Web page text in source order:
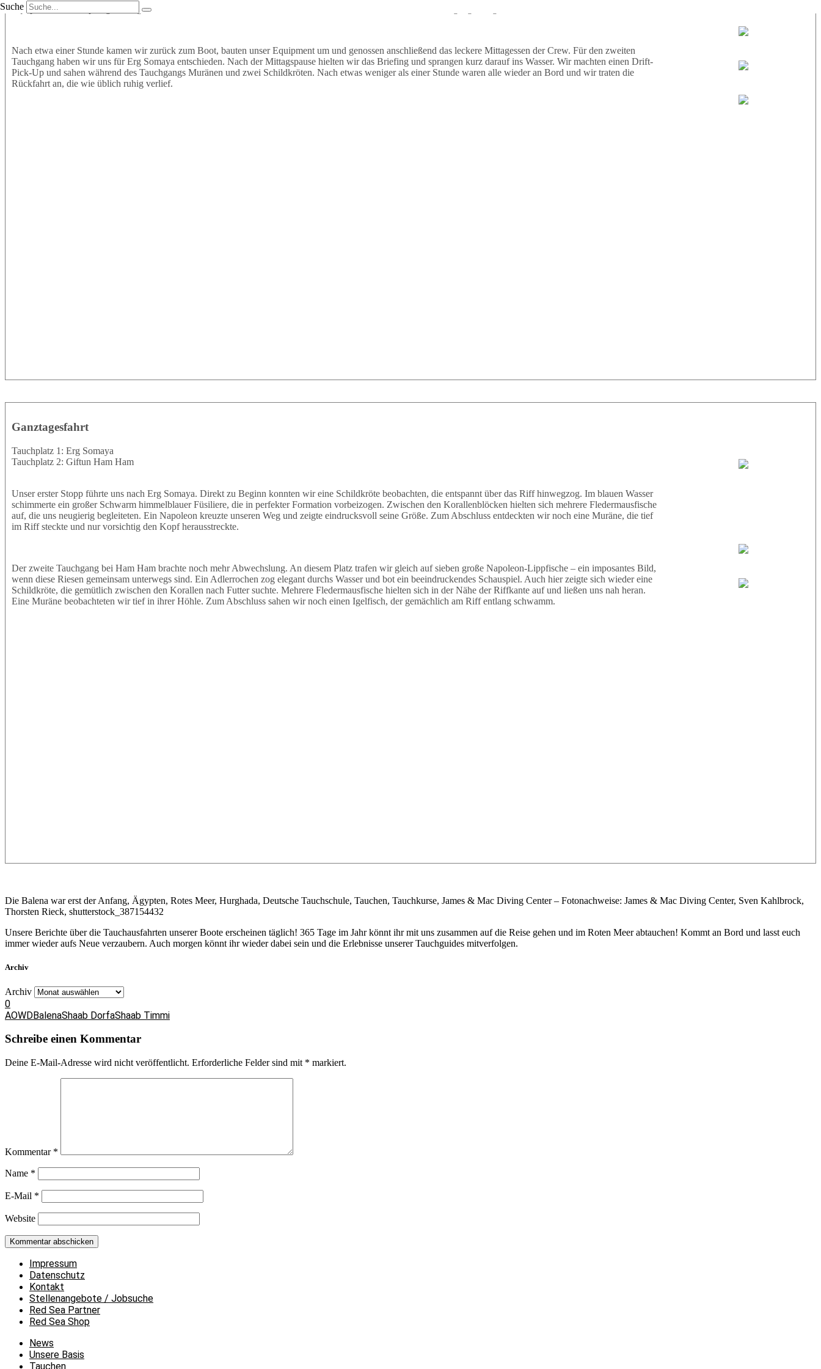
SucheEquipment an und sprangen mit großer Vorfreude ins Wasser. Wir tauchten stationär und sahen während des Tauchgangs einige Muränen und eine Schildkröte.
Nach etwa einer Stunde kamen wir zurück zum Boot, bauten unser Equipment um und genossen anschließend das leckere Mittagessen der Crew. Für den zweiten
Tauchgang haben wir uns für Erg Somaya entschieden. Nach der Mittagspause hielten wir das Briefing und sprangen kurz darauf ins Wasser. Wir machten einen Drift-
Pick-Up und sahen während des Tauchgangs Muränen und zwei Schildkröten. Nach etwas weniger als einer Stunde waren alle wieder an Bord und wir traten die
Rückfahrt an, die wie üblich ruhig verlief.
Ganztagesfahrt
Tauchplatz 1: Erg Somaya
Tauchplatz 2: Giftun Ham Ham
Unser erster Stopp führte uns nach Erg Somaya. Direkt zu Beginn konnten wir eine Schildkröte beobachten, die entspannt über das Riff hinwegzog. Im blauen Wasser
schimmerte ein großer Schwarm himmelblauer Füsiliere, die in perfekter Formation vorbeizogen. Zwischen den Korallenblöcken hielten sich mehrere Fledermausfische
auf, die uns neugierig begleiteten. Ein Napoleon kreuzte unseren Weg und zeigte eindrucksvoll seine Größe. Zum Abschluss entdeckten wir noch eine Muräne, die tief
im Riff steckte und nur vorsichtig den Kopf herausstreckte.
Der zweite Tauchgang bei Ham Ham brachte noch mehr Abwechslung. An diesem Platz trafen wir gleich auf sieben große Napoleon-Lippfische – ein imposantes Bild,
wenn diese Riesen gemeinsam unterwegs sind. Ein Adlerrochen zog elegant durchs Wasser und bot ein beeindruckendes Schauspiel. Auch hier zeigte sich wieder eine
Schildkröte, die gemütlich zwischen den Korallen nach Futter suchte. Mehrere Fledermausfische hielten sich in der Nähe der Riffkante auf und ließen uns nah heran.
Eine Muräne beobachteten wir tief in ihrer Höhle. Zum Abschluss sahen wir noch einen Igelfisch, der gemächlich am Riff entlang schwamm.
Die Balena war erst der Anfang, Ägypten, Rotes Meer, Hurghada, Deutsche Tauchschule, Tauchen, Tauchkurse, James & Mac Diving Center – Fotonachweise: James & Mac Diving Center, Sven Kahlbrock,
Thorsten Rieck, shutterstock_387154432
Unsere Berichte über die Tauchausfahrten unserer Boote erscheinen täglich! 365 Tage im Jahr könnt ihr mit uns zusammen auf die Reise gehen und im Roten Meer abtauchen! Kommt an Bord und lasst euch
immer wieder aufs Neue verzaubern. Auch morgen könnt ihr wieder dabei sein und die Erlebnisse unserer Tauchguides mitverfolgen.
Archiv
Archiv
0
AOWDBalenaShaab DorfaShaab Timmi
Schreibe einen Kommentar
Deine E-Mail-Adresse wird nicht veröffentlicht. Erforderliche Felder sind mit * markiert.
Kommentar *
Name *
E-Mail *
Website
Impressum
Datenschutz
Kontakt
Stellenangebote / Jobsuche
Red Sea Partner
Red Sea Shop
News
Unsere Basis
Tauchen